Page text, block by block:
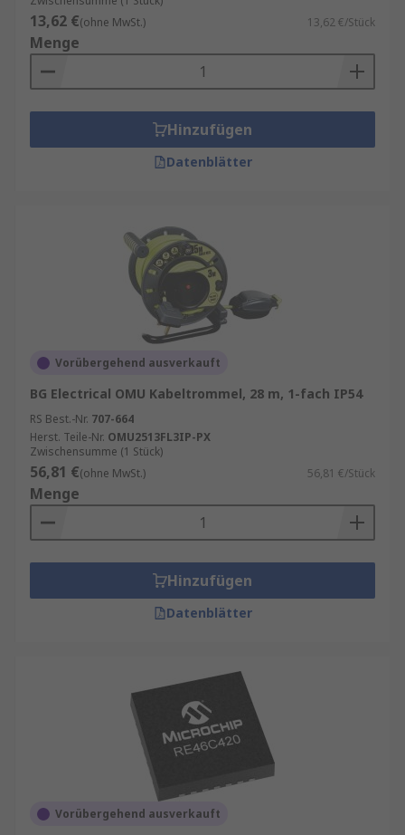
13,62 €(ohne MwSt.) 13,62 €/Stück
Menge
Hinzufügen
Datenblätter
Vorübergehend ausverkauft
BG Electrical OMU Kabeltrommel, 28 m, 1-fach IP54
RS Best.-Nr. 707-664
Herst. Teile-Nr. OMU2513FL3IP-PX
Zwischensumme (1 Stück)
56,81 €(ohne MwSt.) 56,81 €/Stück
Menge
Hinzufügen
Datenblätter
Vorübergehend ausverkauft